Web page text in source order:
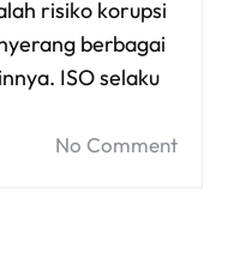
risiko korupsi
berbagai
ISO selaku
No Comment